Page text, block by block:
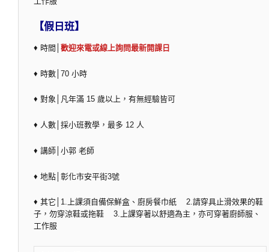
【假日班】
♦ 時間│ 歡迎來電或線上詢問最新開課日
♦ 時數│70 小時
♦ 對象│凡年滿 15 歲以上，有無經驗皆可
♦ 人數│採小班教學，最多 12 人
♦ 講師│小郭 老師
♦ 地點│彰化市安平街3號
♦ 其它│1.上課須自備保鮮盒、廚房餐巾紙 2.請穿具止滑效果的鞋
子，勿穿涼鞋或拖鞋 3.上課穿著以舒適為主，亦可穿著廚師服、
工作服